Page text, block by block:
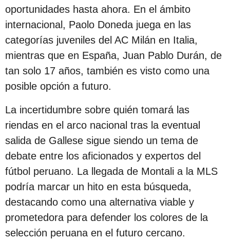
oportunidades hasta ahora. En el ámbito
internacional, Paolo Doneda juega en las
categorías juveniles del AC Milán en Italia,
mientras que en España, Juan Pablo Durán, de
tan solo 17 años, también es visto como una
posible opción a futuro.
La incertidumbre sobre quién tomará las
riendas en el arco nacional tras la eventual
salida de Gallese sigue siendo un tema de
debate entre los aficionados y expertos del
fútbol peruano. La llegada de Montali a la MLS
podría marcar un hito en esta búsqueda,
destacando como una alternativa viable y
prometedora para defender los colores de la
selección peruana en el futuro cercano.